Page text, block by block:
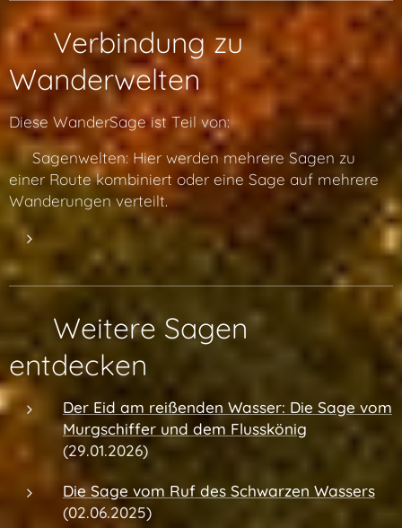
🔗 Verbindung zu
Wanderwelten
Diese WanderSage ist Teil von:
👉 Sagenwelten: Hier werden mehrere Sagen zu
einer Route kombiniert oder eine Sage auf mehrere
Wanderungen verteilt.
🔗 Weitere Sagen
entdecken
Der Eid am reißenden Wasser: Die Sage vom
Murgschiffer und dem Flusskönig
(29.01.2026)
Die Sage vom Ruf des Schwarzen Wassers
(02.06.2025)